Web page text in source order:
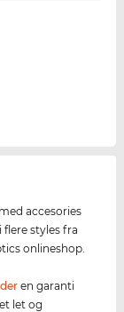
accesories
flere styles fra
onlineshop.
en garanti
let og